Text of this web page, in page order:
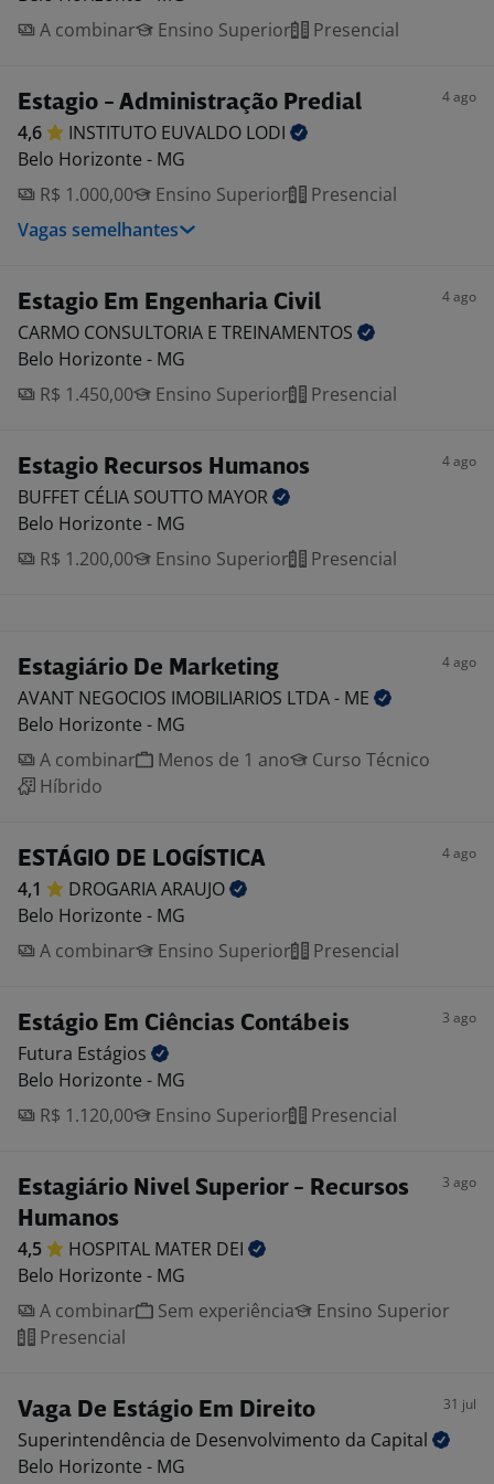
A combinar
Ensino Superior Presencial
Estagio - Administração Predial 4 ago
4,6 INSTITUTO EUVALDO LODI
Belo Horizonte - MG
R$ 1.000,00
Ensino Superior
Presencial
Vagas semelhantes
Estagio Em Engenharia Civil 4 ago
CARMO CONSULTORIA E TREINAMENTOS
Belo Horizonte - MG
R$ 1.450,00
Ensino Superior Presencial
Estagio Recursos Humanos 4 ago
BUFFET CÉLIA SOUTTO MAYOR
Belo Horizonte - MG
R$ 1.200,00
Ensino Superior Presencial
Estagiário De Marketing 4 ago
AVANT NEGOCIOS IMOBILIARIOS LTDA - ME
Belo Horizonte - MG
A combinar
Menos de 1 ano
Curso Técnico
Híbrido
ESTÁGIO DE LOGÍSTICA 4 ago
4,1 DROGARIAARAUJO
Belo Horizonte - MG
A combinar
Ensino Superior Presencial
Estágio Em Ciências Contábeis 3 ago
Futura Estágios
Belo Horizonte - MG
R$ 1.120,00
Ensino Superior Presencial
Estagiário Nivel Superior - Recursos
Humanos
3 ago
4,5 HOSPITAL MATER DEI
Belo Horizonte - MG
A combinar
Sem experiência
Ensino Superior
Presencial
Vaga De Estágio Em Direito 31 jul
Superintendência de Desenvolvimento da Capital
Belo Horizonte - MG